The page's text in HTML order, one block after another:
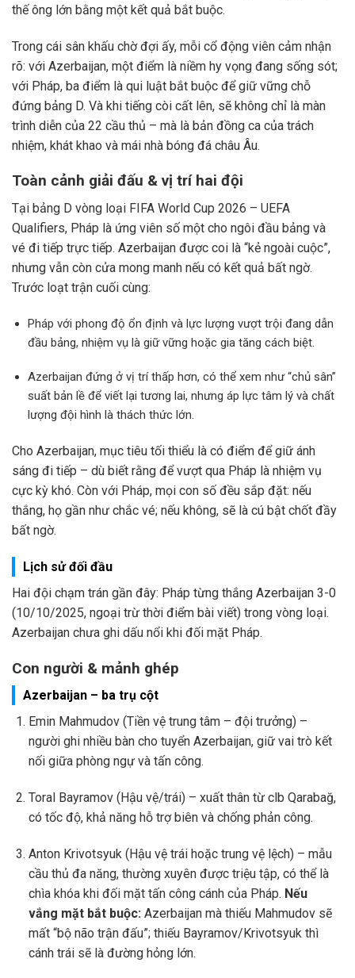
thế ông lớn bằng một kết quả bắt buộc.
Trong cái sân khấu chờ đợi ấy, mỗi cổ động viên cảm nhận
rõ: với Azerbaijan, một điểm là niềm hy vọng đang sống sót;
với Pháp, ba điểm là qui luật bắt buộc để giữ vững chỗ
đứng bảng D. Và khi tiếng còi cất lên, sẽ không chỉ là màn
trình diễn của 22 cầu thủ – mà là bản đồng ca của trách
nhiệm, khát khao và mái nhà bóng đá châu Âu.
Toàn cảnh giải đấu & vị trí hai đội
Tại bảng D vòng loại FIFA World Cup 2026 – UEFA
Qualifiers, Pháp là ứng viên số một cho ngôi đầu bảng và
vé đi tiếp trực tiếp. Azerbaijan được coi là “kẻ ngoài cuộc”,
nhưng vẫn còn cửa mong manh nếu có kết quả bất ngờ.
Trước loạt trận cuối cùng:
Pháp với phong độ ổn định và lực lượng vượt trội đang dẫn
đầu bảng, nhiệm vụ là giữ vững hoặc gia tăng cách biệt.
Azerbaijan đứng ở vị trí thấp hơn, có thể xem như “chủ sân”
suất bản lề để viết lại tương lai, nhưng áp lực tâm lý và chất
lượng đội hình là thách thức lớn.
Cho Azerbaijan, mục tiêu tối thiểu là có điểm để giữ ánh
sáng đi tiếp – dù biết rằng để vượt qua Pháp là nhiệm vụ
cực kỳ khó. Còn với Pháp, mọi con số đều sắp đặt: nếu
thắng, họ gần như chắc vé; nếu không, sẽ là cú bật chốt đầy
bất ngờ.
Lịch sử đối đầu
Hai đội chạm trán gần đây: Pháp từng thắng Azerbaijan 3-0
(10/10/2025, ngoại trừ thời điểm bài viết) trong vòng loại.
Azerbaijan chưa ghi dấu nổi khi đối mặt Pháp.
Con người & mảnh ghép
Azerbaijan – ba trụ cột
Emin Mahmudov (Tiền vệ trung tâm – đội trưởng) –
người ghi nhiều bàn cho tuyển Azerbaijan, giữ vai trò kết
nối giữa phòng ngự và tấn công.
Toral Bayramov (Hậu vệ/trái) – xuất thân từ clb Qarabağ,
có tốc độ, khả năng hỗ trợ biên và chống phản công.
Anton Krivotsyuk (Hậu vệ trái hoặc trung vệ lệch) – mẫu
cầu thủ đa năng, thường xuyên được triệu tập, có thể là
chìa khóa khi đối mặt tấn công cánh của Pháp. Nếu
vắng mặt bắt buộc:Azerbaijan mà thiếu Mahmudov sẽ
mất “bộ não trận đấu”; thiếu Bayramov/Krivotsyuk thì
cánh trái sẽ là đường hỏng lớn.